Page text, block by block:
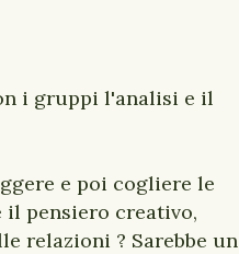
i gruppi l'analisi e il
e poi cogliere le
il pensiero creativo,
relazioni ? Sarebbe un